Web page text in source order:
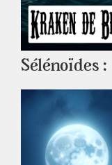
Sélénoïdes :